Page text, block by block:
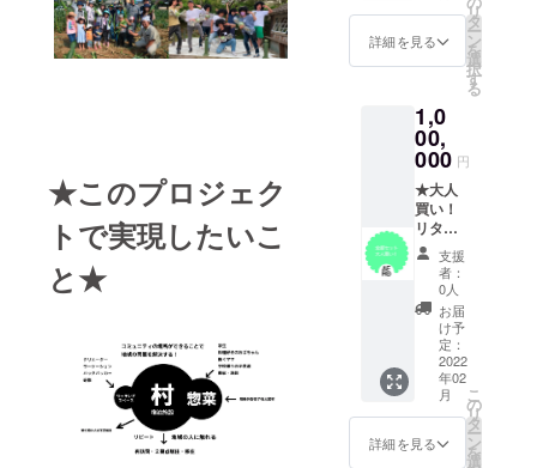
★このプロジェク
トで実現したいこ
と★
ます！
を持っ
て農家
になり
たいっ
るよう
な未来
を作り
ます！
夢を育
てる農
家にな
りま
す！ 農
業革命
を起こ
すこと
をリ
ターン
とさせ
て頂き
ます！
＊メー
ルにて
詳細を見る
リ
タ
ー
ン
を
選
択
す
る
1,0
00,
000 円
★大人
買い！
リター
ン全部
セット
1,000,0
00円
：
セット
容 /
リター
ン品全
て！
支援
者：
0人
お届
け予
定：
2022
年02
月
詳細を見る
こ
の
リ
タ
ー
ン
を
選